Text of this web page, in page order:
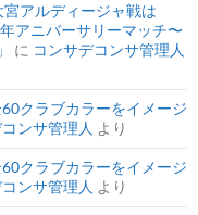
宮アルディージャ戦は
アニバーサリーマッチ〜
に コンサデコンサ管理人
クラブカラーをイメージ
ンサ管理人 より
クラブカラーをイメージ
ンサ管理人 より